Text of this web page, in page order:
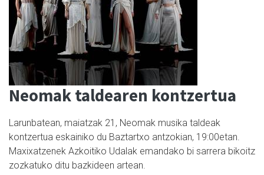
Neomak taldearen kontzertua
Larunbatean, maiatzak 21, Neomak musika taldeak
kontzertua eskainiko du Baztartxo antzokian, 19:00etan.
Maxixatzenek Azkoitiko Udalak emandako bi sarrera bikoitz
zozkatuko ditu bazkideen artean.